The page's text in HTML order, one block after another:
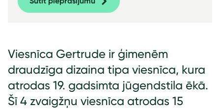
Viesnīca Gertrude ir ģimenēm
draudzīga dizaina tipa viesnīca, kura
atrodas 19. gadsimta jūgendstila ēkā.
Šī 4 zvaigžņu viesnīca atrodas 15